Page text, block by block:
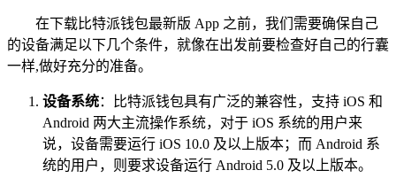
在下载比特派钱包最新版 App 之前，我们需要确保自己
的设备满足以下几个条件，就像在出发前要检查好自己的行囊
一样,做好充分的准备。
设备系统：比特派钱包具有广泛的兼容性，支持 iOS 和
Android 两大主流操作系统，对于 iOS 系统的用户来
说，设备需要运行 iOS 10.0 及以上版本；而 Android 系
统的用户，则要求设备运行 Android 5.0 及以上版本。